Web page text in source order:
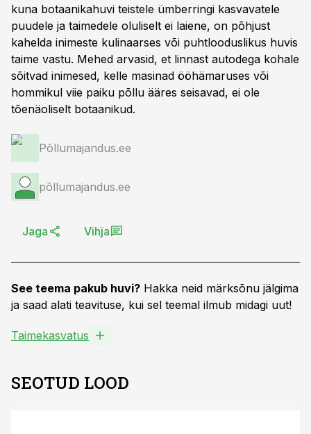
kuna botaanikahuvi teistele ümberringi kasvavatele
puudele ja taimedele oluliselt ei laiene, on põhjust
kahelda inimeste kulinaarses või puhtlooduslikus huvis
taime vastu. Mehed arvasid, et linnast autodega kohale
sõitvad inimesed, kelle masinad ööhämaruses või
hommikul viie paiku põllu ääres seisavad, ei ole
tõenäoliselt botaanikud.
Põllumajandus.ee
põllumajandus.ee
Jaga Vihja
See teema pakub huvi? Hakka neid märksõnu jälgima
ja saad alati teavituse, kui sel teemal ilmub midagi uut!
Taimekasvatus
SEOTUD LOOD